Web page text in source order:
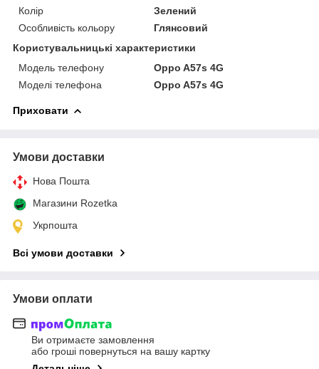
Колір
Зелений
Особливість кольору
Глянсовий
Користувальницькі характеристики
Модель телефону
Oppo A57s 4G
Моделі телефона
Oppo A57s 4G
Приховати
Умови доставки
Нова Пошта
Магазини Rozetka
Укрпошта
Всі умови доставки
Умови оплати
Ви отримаєте замовлення
або гроші повернуться на вашу картку